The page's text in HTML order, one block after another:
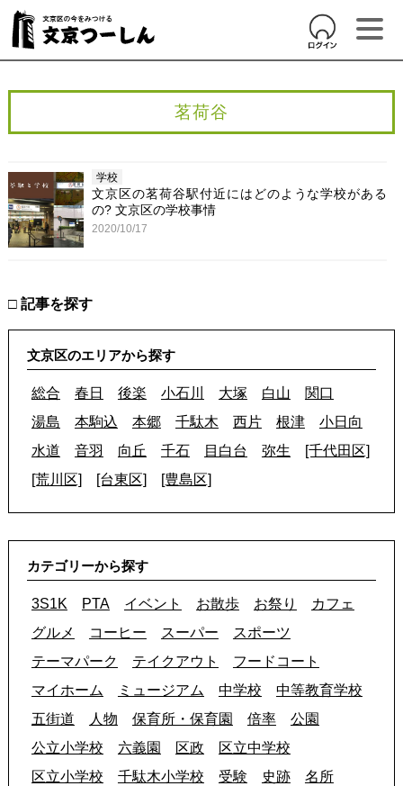
茗荷谷
学校
文京区の茗荷谷駅付近にはどのような学校がある
の? 文京区の学校事情
2020/10/17
□ 記事を探す
文京区のエリアから探す
総合 春日 後楽 小石川 大塚 白山
関口
湯島
本駒込 本郷 千駄木 西片 根津
小日向
水道
音羽 向丘 千石 目白台 弥生
[千代田区]
[荒川区]
[台東区] [豊島区]
カテゴリーから探す
3S1K PTA イベント お散歩 お祭り
カフェ
グルメ
コーヒー スーパー
スポーツ
テーマパーク
テイクアウト
フードコート
マイホーム
ミュージアム 中学校
中等教育学校
五街道
人物 保育所・保育園 倍率
公園
公立小学校
六義園 区政
区立中学校
区立小学校
千駄木小学校 受験 史跡
名所